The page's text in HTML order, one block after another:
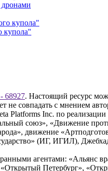
дронами
купола"
68927. Настоящий ресурс
совпадать с мнением
Platforms Inc. по
союз», «Движение
движение
(ИГ, ИГИЛ),
агентами: «Альянс
Петербург»,